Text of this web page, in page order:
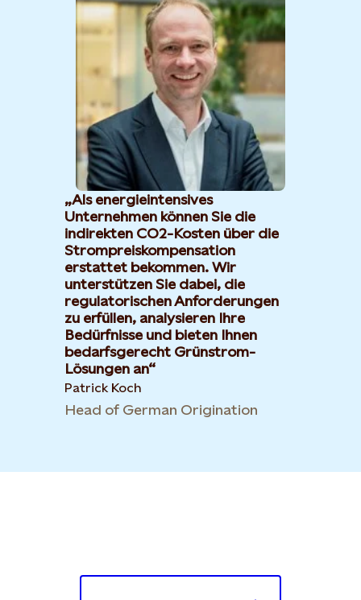
Als energieintensives
Unternehmen können Sie die
indirekten CO2-Kosten über die
Strompreiskompensation
erstattet bekommen. Wir
unterstützen Sie dabei, die
regulatorischen Anforderungen
zu erfüllen, analysieren Ihre
Bedürfnisse und bieten Ihnen
bedarfsgerecht Grünstrom-
Lösungen an
Patrick Koch
Head of German Origination